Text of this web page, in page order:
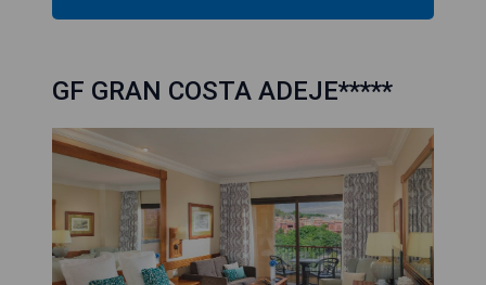
GF GRAN COSTA ADEJE*****